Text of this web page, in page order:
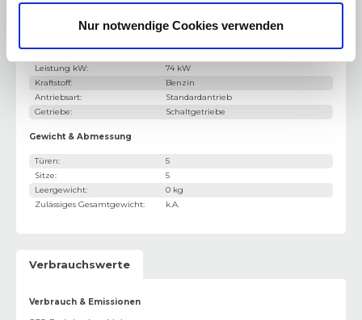
Nur notwendige Cookies verwenden
Motor / Bauart:
3-Zylinder
Leistung kW:
74 kW
Kraftstoff:
Benzin
Antriebsart:
Standardantrieb
Getriebe: Schaltgetriebe
Gewicht & Abmessung
Türen:
5
Sitze:
5
Leergewicht:
0 kg
Zulässiges Gesamtgewicht: k.A.
Verbrauchswerte
Verbrauch & Emissionen